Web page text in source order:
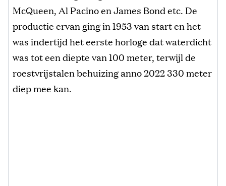
McQueen, Al Pacino en James Bond etc. De
productie ervan ging in 1953 van start en het
was indertijd het eerste horloge dat waterdicht
was tot een diepte van 100 meter, terwijl de
roestvrijstalen behuizing anno 2022 330 meter
diep mee kan.